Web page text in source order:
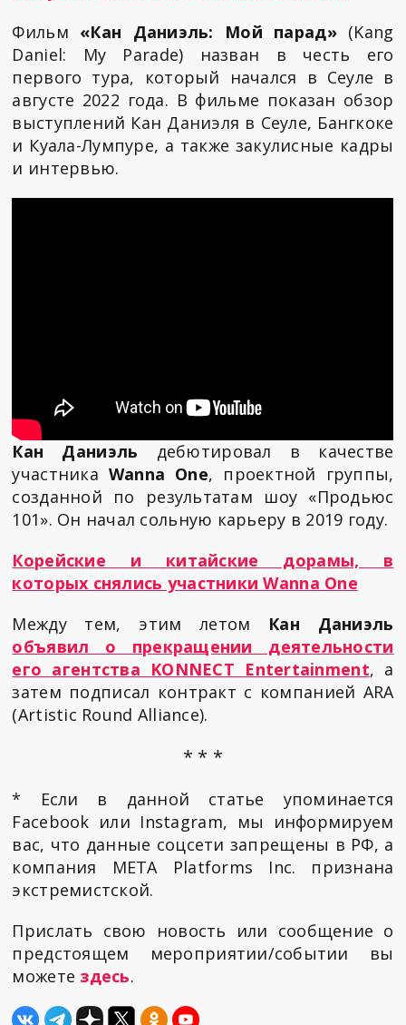
Фильм «Кан Даниэль: Мой парад»(Kang
Daniel: My Parade) назван в честь его
первого тура, который начался в Сеуле в
августе 2022 года. В фильме показан обзор
выступлений Кан Даниэля в Сеуле, Бангкоке
и Куала-Лумпуре, а также закулисные кадры
и интервью.
Кан Даниэль дебютировал в качестве
участника Wanna One, проектной группы,
созданной по результатам шоу «Продьюс
101». Он начал сольную карьеру в 2019 году.
Корейские и китайские дорамы, в
которых снялись участники Wanna One
Между тем, этим летом Кан Даниэль
объявил о прекращении деятельности
его агентства KONNECT Entertainment, а
затем подписал контракт с компанией ARA
(Artistic Round Alliance).
* * *
* Если в данной статье упоминается
Facebook или Instagram, мы информируем
вас, что данные соцсети запрещены в РФ, а
компания META Platforms Inc. признана
экстремистской.
Прислать свою новость или сообщение о
предстоящем мероприятии/событии вы
можете здесь.